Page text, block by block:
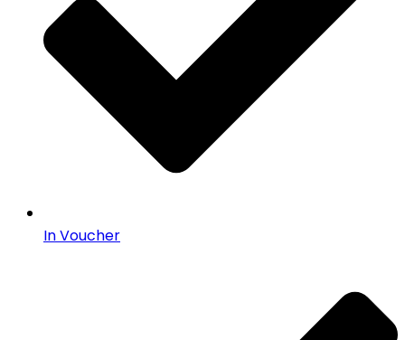
In Voucher